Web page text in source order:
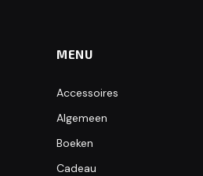
MENU
Accessoires
Algemeen
Boeken
Cadeau